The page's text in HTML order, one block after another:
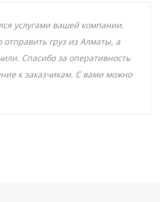
услугами вашей компании.
груз из Алматы, а
Спасибо за оперативность
к заказчикам. С вами можно